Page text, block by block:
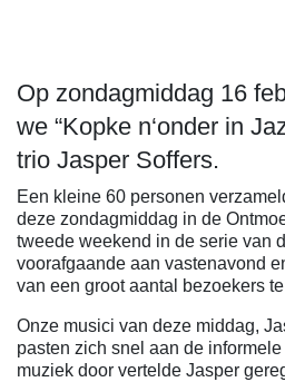
Op zondagmiddag 16
we “Kopke n‘onder in
trio Jasper Soffers.
Een kleine 60 personen
deze zondagmiddag in de
tweede weekend in de serie van
voorafgaande aan vastenavond
van een groot aantal bezoekers
Onze musici van deze middag,
pasten zich snel aan de
muziek door vertelde Jasper